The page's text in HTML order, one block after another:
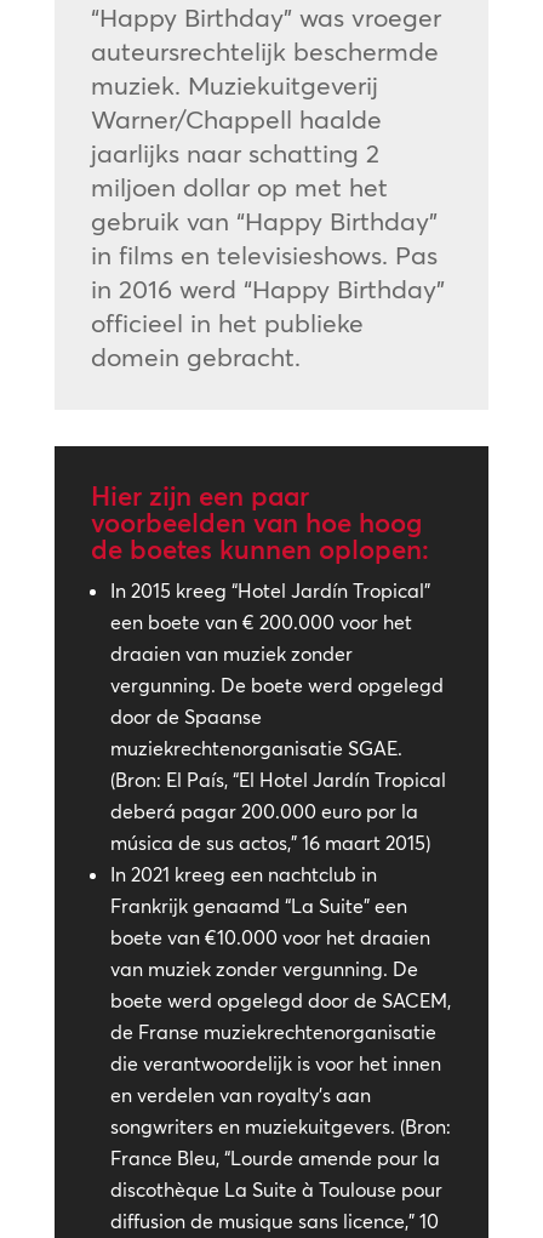
“Happy Birthday” was vroeger
auteursrechtelijk beschermde
muziek. Muziekuitgeverij
Warner/Chappell haalde
jaarlijks naar schatting 2
miljoen dollar op met het
gebruik van “Happy Birthday”
in films en televisieshows. Pas
in 2016 werd “Happy Birthday”
officieel in het publieke
domein gebracht.
Hier zijn een paar
voorbeelden van hoe hoog
de boetes kunnen oplopen:
In 2015 kreeg “Hotel Jardín Tropical”
een boete van € 200.000 voor het
draaien van muziek zonder
vergunning. De boete werd opgelegd
door de Spaanse
muziekrechtenorganisatie SGAE.
(Bron: El País, “El Hotel Jardín Tropical
deberá pagar 200.000 euro por la
música de sus actos,” 16 maart 2015)
In 2021 kreeg een nachtclub in
Frankrijk genaamd “La Suite” een
boete van €10.000 voor het draaien
van muziek zonder vergunning. De
boete werd opgelegd door de SACEM,
de Franse muziekrechtenorganisatie
die verantwoordelijk is voor het innen
en verdelen van royalty’s aan
songwriters en muziekuitgevers. (Bron:
France Bleu, “Lourde amende pour la
discothèque La Suite à Toulouse pour
diffusion de musique sans licence,” 10